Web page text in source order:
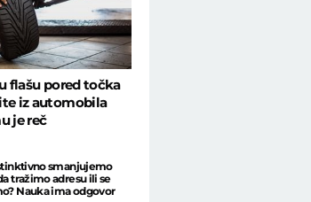
flašu pored točka
iz automobila
je reč
smanjujemo
tražimo adresu ili se
Nauka ima odgovor